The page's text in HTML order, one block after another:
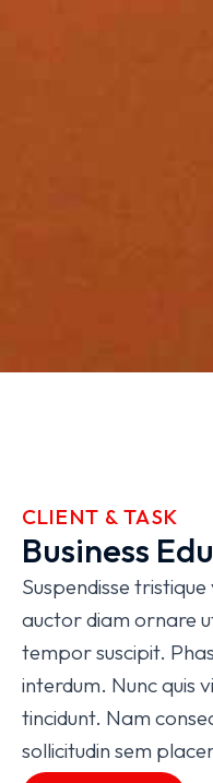
CLIENT & TASK
Business
Suspendisse
auctor diam ornare
tempor suscipit.
interdum. Nunc quis
tincidunt. Nam
sollicitudin sem